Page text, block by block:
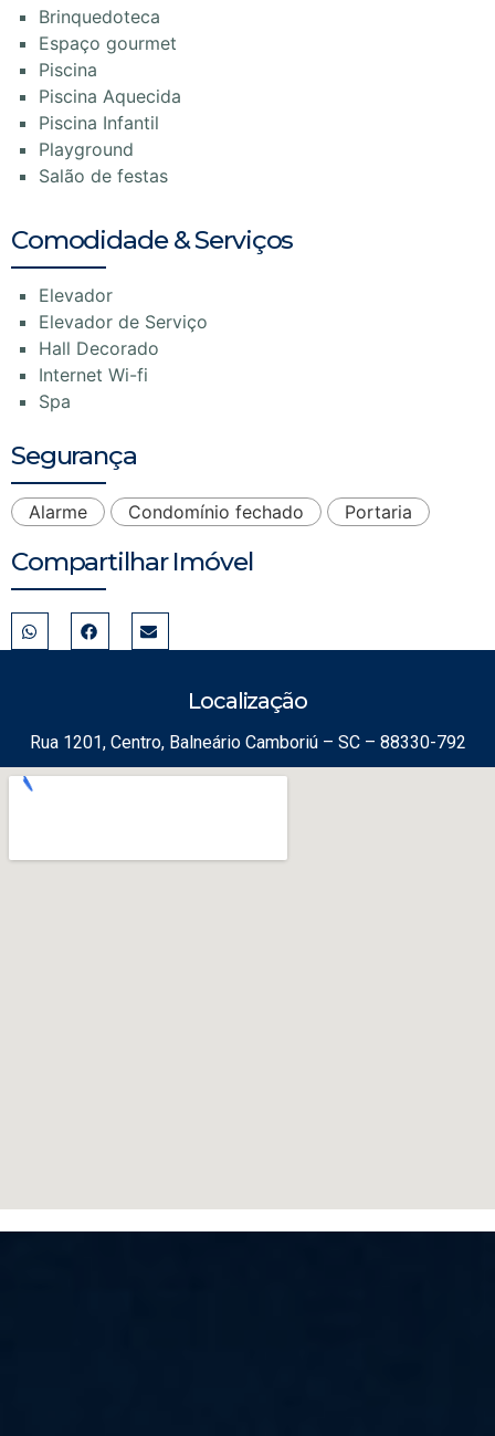
Brinquedoteca
Espaço gourmet
Piscina
Piscina Aquecida
Piscina Infantil
Playground
Salão de festas
Comodidade & Serviços
Elevador
Elevador de Serviço
Hall Decorado
Internet Wi-fi
Spa
Segurança
Alarme Condomínio fechado Portaria
Compartilhar Imóvel
Localização
Rua 1201, Centro, Balneário Camboriú – SC – 88330-792